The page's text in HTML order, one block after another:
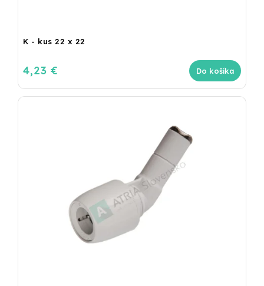
K - kus 22 x 22
4,23 € Do košíka